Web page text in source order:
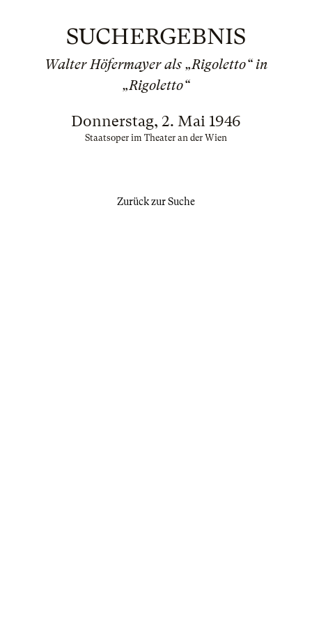
SUCHERGEBNIS
Walter Höfermayer als „Rigoletto“ in
„Rigoletto“
Donnerstag, 2. Mai 1946
Staatsoper im Theater an der Wien
Zurück zur Suche